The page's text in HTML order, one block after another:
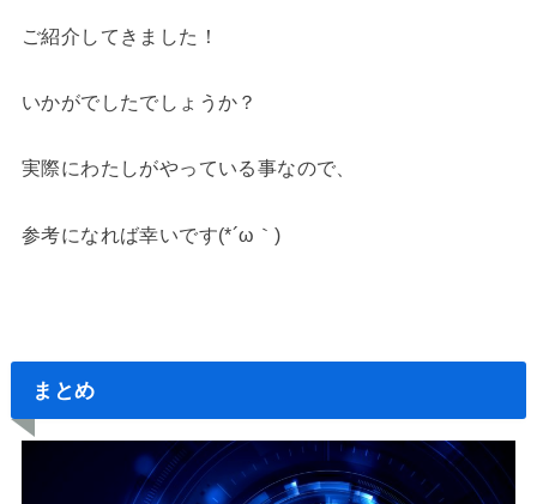
ご紹介してきました！
いかがでしたでしょうか？
実際にわたしがやっている事なので、
参考になれば幸いです(*´ω｀)
まとめ